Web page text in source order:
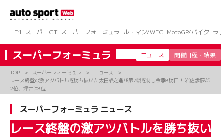
ツ
へ
ス
キ
F1 スーパーGT スーパーフォーミュラ ル・マン/WEC MotoGP/バイク ラ
スーパーフォーミュラ ニュース 開催日程・結果
TOP スーパーフォーミュラ
ニュース
レース終盤の激アツバトルを勝ち抜いた太田格之進が第7戦を制し今季3勝目！ 岩佐歩夢が
2位、坪井は3位
スーパーフォーミュラ ニュース
レース終盤の激アツバトルを勝ち抜い